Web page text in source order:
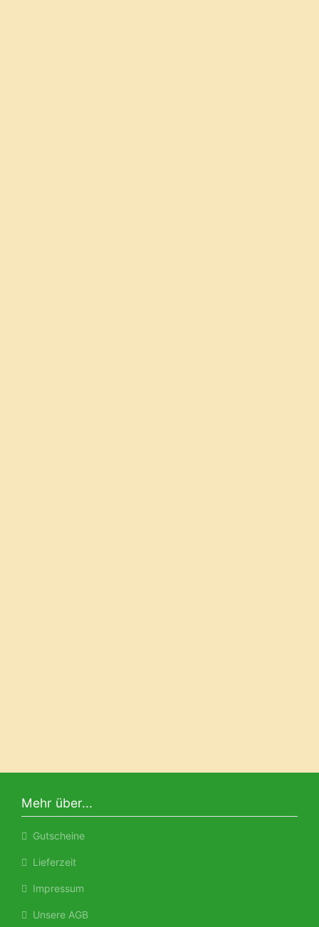
Mehr über...
Gutscheine
Lieferzeit
Impressum
Unsere AGB